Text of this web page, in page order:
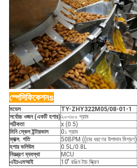
স্পেসিফিকেশনs
মডেল TY-ZHY322M05/08-01-1
সর্বোচ্চ ওজন (একটি হপার)২০-৩০০ গ্রাম
সঠিকতা
x (0.5)
মিনি স্কেল ইন্টারভাল
0১ গ্রাম
ম্যাক্স. গতি
50BPM ((চার ধরণের উপাদান মিশ্রণ)
হপার ভলিউম
0.5L/0.8L
নিয়ন্ত্রণ ব্যবস্থা
MCU
এইচএমআই
10 ̊ রঙিন টাচ স্ক্রিন